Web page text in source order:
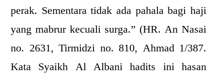
perak. Sementara tidak ada pahala bagi haji
yang mabrur kecuali surga.” (HR. An Nasai
no. 2631, Tirmidzi no. 810, Ahmad 1/387.
Kata Syaikh Al Albani hadits ini hasan